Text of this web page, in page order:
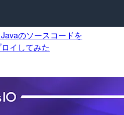
のソースコードを
イしてみた